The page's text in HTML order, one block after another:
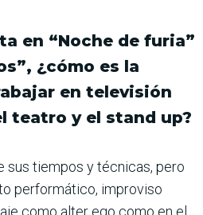
en “Noche de furia”
¿cómo es la
en televisión
teatro y el stand up?
sus tiempos y técnicas, pero
performático, improviso
como alter ego como en el